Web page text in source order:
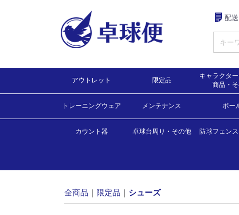
配
アウトレット
ゲームシャツ ゲームシャツ（
ゲームシャツ（60％
ゲームシャツ（50％
ゲームシャツ（45％
ゲームシャツ（40％
ゲームシャツ（35％
ゲームシャツ（30％
ゲームシャツ（女子
ゲームパンツ ゲームパンツ（男女
ゲームパンツ・ス
シューズ
ラケット
ラバー
バッグ・ラケットケース
ソックス・タオル・バンド
メンテナンス・アクセサリー他
Ｔシャツ
トレーニングウェア
ボール
限定品
ラバー
ラケット
シューズ
バッグ・ラケットケース
Tシャツ
メンテナンス
アクセサリー
ユニフォーム
タオル・ソックス
ボール
キャラクタ
商品・
トレーニングウェア メンテナンス ボー
練習球
試合球
ラージボ
カウント器 卓球台周り・その他 防球フェン
全商品 限定品 シューズ